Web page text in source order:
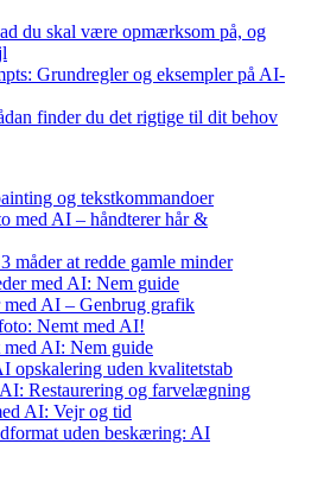
du skal være opmærksom på, og
Grundregler og eksempler på AI-
finder du det rigtige til dit behov
og tekstkommandoer
med AI – håndterer hår &
måder at redde gamle minder
med AI: Nem guide
AI – Genbrug grafik
Nemt med AI!
AI: Nem guide
opskalering uden kvalitetstab
Restaurering og farvelægning
AI: Vejr og tid
uden beskæring: AI